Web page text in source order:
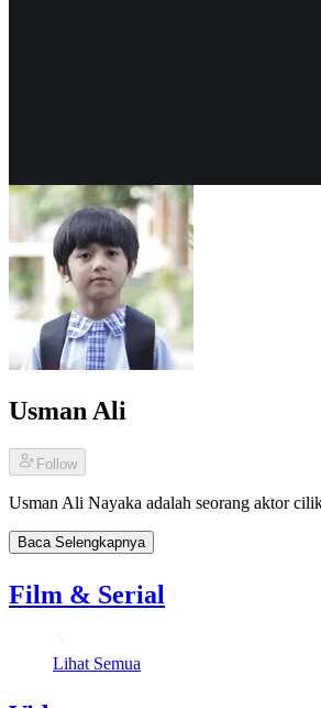
Usman Ali
Follow
Usman Ali Nayaka adalah seorang aktor
Baca Selengkapnya
Film & Serial
Lihat Semua